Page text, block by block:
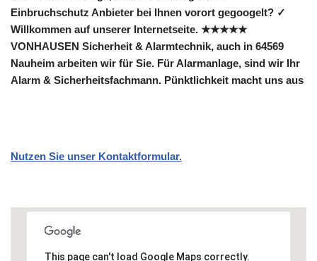
Einbruchschutz Anbieter bei Ihnen vorort gegoogelt? ✓
Willkommen auf unserer Internetseite. ★★★★★
VONHAUSEN Sicherheit & Alarmtechnik, auch in 64569
Nauheim arbeiten wir für Sie. Für Alarmanlage, sind wir Ihr
Alarm & Sicherheitsfachmann. Pünktlichkeit macht uns aus
Nutzen Sie unser Kontaktformular.
This page can't load Google Maps correctly.